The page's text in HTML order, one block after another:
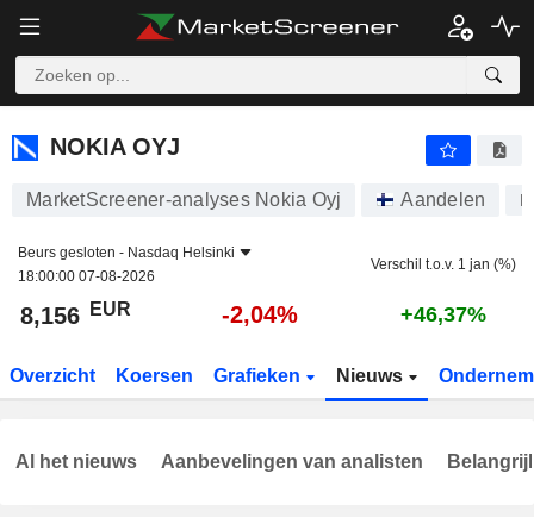
NOKIA OYJ
NOKIA OYJ
MarketScreener-analyses Nokia Oyj Aandelen
Beurs gesloten - Nasdaq Helsinki
18:00:00 07-08-2026
Verschil t.o.v. 1 jan (%)
8,156 EUR -2,04% +46,37%
Overzicht Koersen Grafieken Nieuws
Al het nieuws Aanbevelingen van analisten